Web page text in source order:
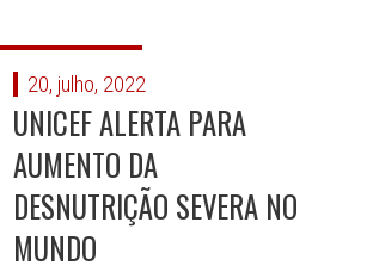
20, julho, 2022
UNICEF ALERTA PARA
AUMENTO DA
DESNUTRIÇÃO SEVERA NO
MUNDO